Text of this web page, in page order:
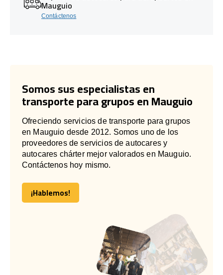
Mauguio
Contáctenos
Somos sus especialistas en
transporte para grupos en Mauguio
Ofreciendo servicios de transporte para grupos
en Mauguio desde 2012. Somos uno de los
proveedores de servicios de autocares y
autocares chárter mejor valorados en Mauguio.
Contáctenos hoy mismo.
¡Hablemos!
¡Hablemos!